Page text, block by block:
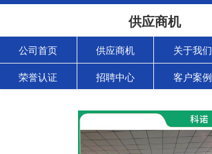
供应商机
公司首页 供应商机 关于我们
荣誉认证 招聘中心 客户案例